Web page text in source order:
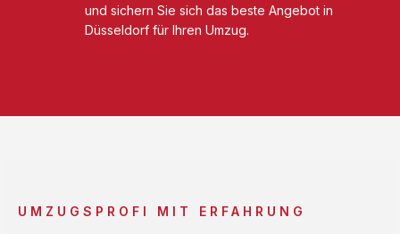
und sichern Sie sich das beste Angebot in
Düsseldorf für Ihren Umzug.
UMZUGSPROFI MIT ERFAHRUNG